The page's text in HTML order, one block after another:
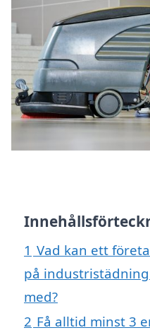
1 Vad kan ett
på
med?
2 Få alltid minst 3